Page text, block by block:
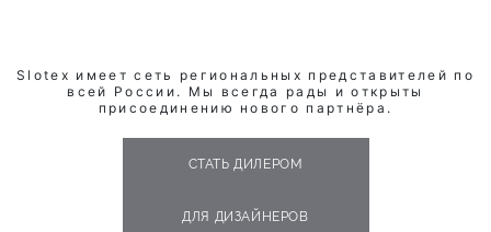
Slotex имеет сеть региональных представителей по
всей России. Мы всегда рады и открыты
присоединению нового партнёра.
СТАТЬ ДИЛЕРОМ
ДЛЯ ДИЗАЙНЕРОВ